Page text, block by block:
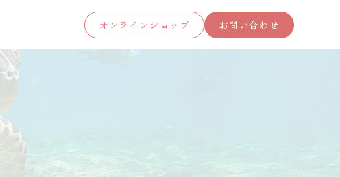
オンラインショップ お問い合わせ